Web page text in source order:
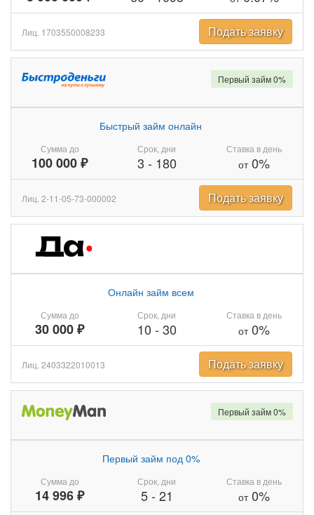
Лиц. 1703550008233 Подать заявку
Сумма до
100 000 ₽
Быстрый займ онлайн
Срок, дни
3 - 180
Ставка в день
от0%
Первый займ 0%
Лиц. 2-11-05-73-000002 Подать заявку
Сумма до
30 000 ₽
Онлайн займ всем
Срок, дни
10 - 30
Ставка в день
от0%
Лиц. 2403322010013 Подать заявку
Сумма до
14 996 ₽
Первый займ под 0%
Срок, дни
5- 21
Ставка в день
от0%
Первый займ 0%